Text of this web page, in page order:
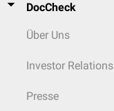
DocCheck
Über Uns
Investor Relations
Presse